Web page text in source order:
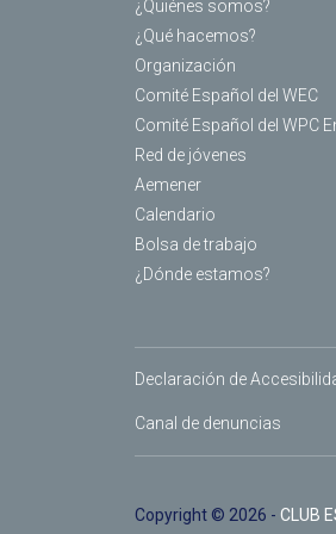
¿Quiénes somos?
¿Qué hacemos?
Organización
Comité Español del WEC
Comité Español del WPC
Red de jóvenes
Aemener
Calendario
Bolsa de trabajo
¿Dónde estamos?
Declaración de
Canal de denuncias
Copyright © 2026 - CLUB